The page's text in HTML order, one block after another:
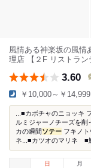
風情ある神楽坂の風情
理店 【２F リストラン
3.60
￥10,000～￥14,999
...■カボチャのニョッキ
ルミジャーノチーズを
カの瞬間ソテー フキノ
ネ...■カツオのマリネ ■
日
月